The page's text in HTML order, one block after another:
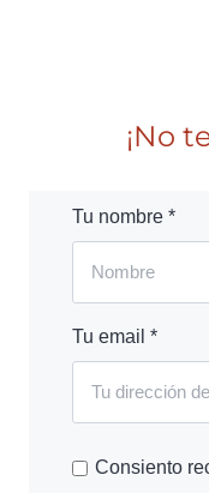
¡No
Tu nombre *
Tu email *
Consiento